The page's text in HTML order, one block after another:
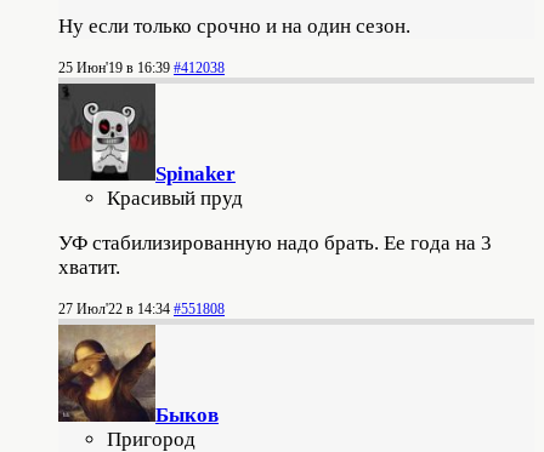
Ну если только срочно и на один сезон.
25 Июн'19 в 16:39 #412038
Spinaker
Красивый пруд
УФ стабилизированную надо брать. Ее года на 3
хватит.
27 Июл'22 в 14:34 #551808
Быков
Пригород